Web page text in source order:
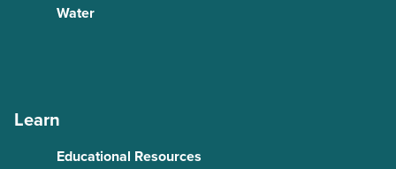
Water
Learn
Educational Resources